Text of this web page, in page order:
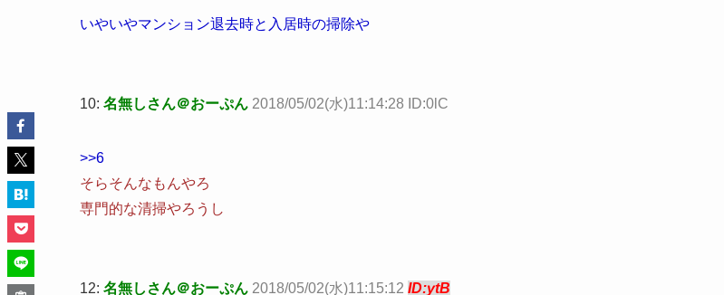
いやいやマンション退去時と入居時の掃除や
10: 名無しさん＠おーぷん 2018/05/02(水)11:14:28 ID:0lC
>>6
そらそんなもんやろ
専門的な清掃やろうし
12: 名無しさん＠おーぷん 2018/05/02(水)11:15:12 ID:ytB